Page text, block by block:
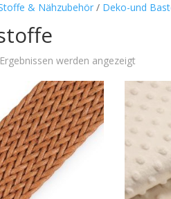
& Nähzubehör/ Deko-und
werden angezeigt